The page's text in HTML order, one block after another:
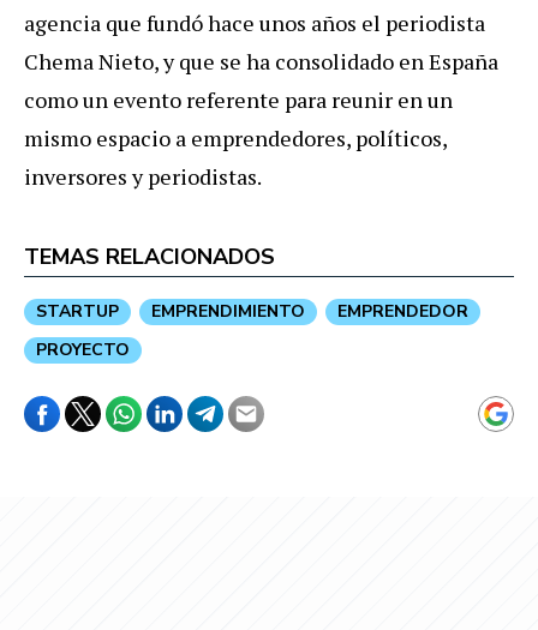
agencia que fundó hace unos años el periodista
Chema Nieto, y que se ha consolidado en España
como un evento referente para reunir en un
mismo espacio a emprendedores, políticos,
inversores y periodistas.
TEMAS RELACIONADOS
STARTUP EMPRENDIMIENTO
EMPRENDEDOR
PROYECTO